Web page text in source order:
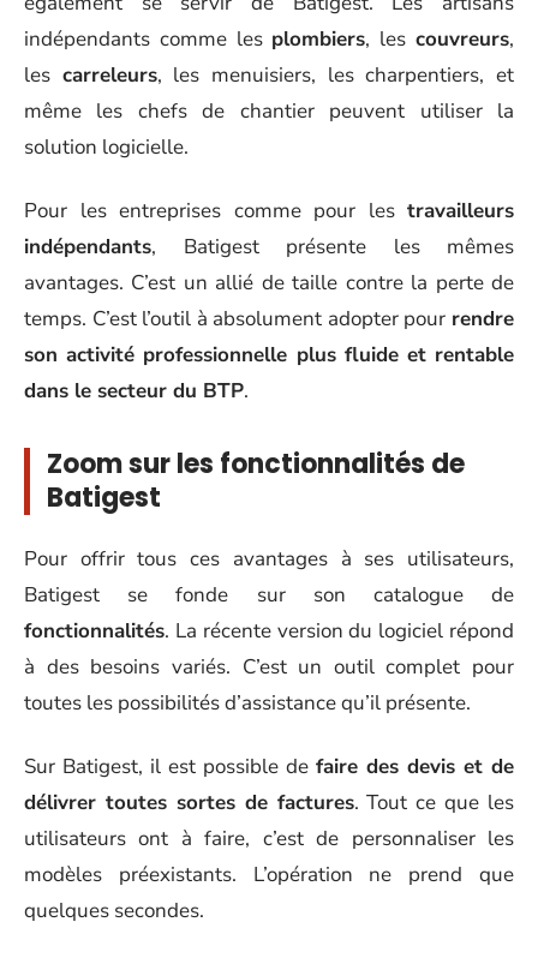
indépendants comme les plombiers, lescouvreurs,
les carreleurs, les menuisiers, les charpentiers, et
même les chefs de chantier peuvent utiliser la
solution logicielle.
Pour les entreprises comme pour les travailleurs
indépendants, Batigest présente les mêmes
avantages. C’est un allié de taille contre la perte de
temps. C’est l’outil à absolument adopter pour rendre
son activité professionnelle plus fluide et rentable
dans le secteur du BTP.
Zoom sur les fonctionnalités de
Batigest
Pour offrir tous ces avantages à ses utilisateurs,
Batigest se fonde sur son catalogue de
fonctionnalités. La récente version du logiciel répond
à des besoins variés. C’est un outil complet pour
toutes les possibilités d’assistance qu’il présente.
Sur Batigest, il est possible de faire des devis et de
délivrer toutes sortes de factures. Tout ce que les
utilisateurs ont à faire, c’est de personnaliser les
modèles préexistants. L’opération ne prend que
quelques secondes.